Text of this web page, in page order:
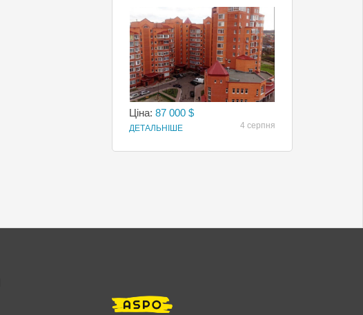
Ціна: 87 000 $
ДЕТАЛЬНІШЕ 4 серпня